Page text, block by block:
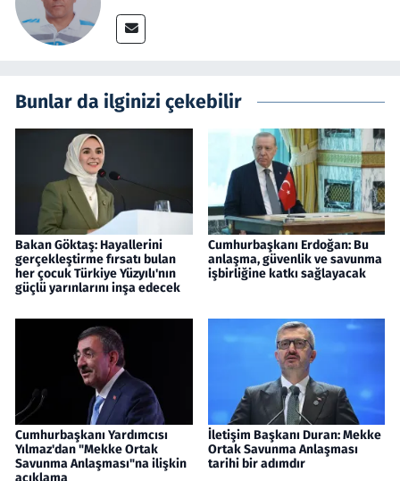
Bunlar da ilginizi çekebilir
Bakan Göktaş: Hayallerini
gerçekleştirme fırsatı bulan
her çocuk Türkiye Yüzyılı'nın
güçlü yarınlarını inşa edecek
Cumhurbaşkanı Erdoğan: Bu
anlaşma, güvenlik ve savunma
işbirliğine katkı sağlayacak
Cumhurbaşkanı Yardımcısı
Yılmaz'dan "Mekke Ortak
Savunma Anlaşması"na ilişkin
İletişim Başkanı Duran: Mekke
Ortak Savunma Anlaşması
tarihi bir adımdır